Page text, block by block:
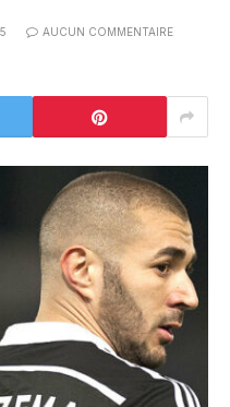
AUCUN COMMENTAIRE